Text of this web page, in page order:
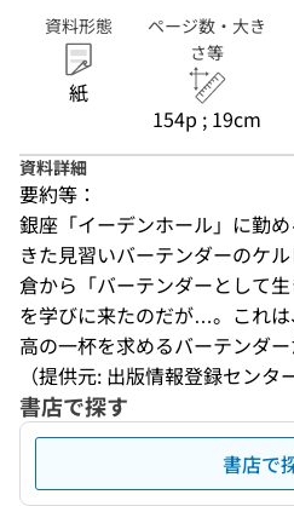
資料形態
紙
ページ数・大き
さ等
154p ; 19cm
資料詳細
要約等：
銀座「イーデンホール」に勤
きた見習いバーテンダーのケ
倉から「バーテンダーとして
を学びに来たのだが…。これ
高の一杯を求めるバーテンダ
（提供元: 出版情報登録センタ
書店で探す
書店で